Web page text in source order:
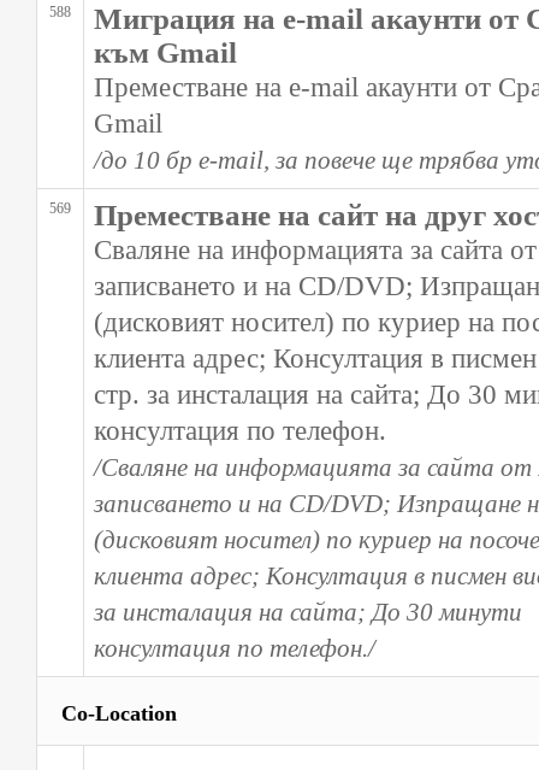
588
Миграция на e-mail акаунти от
към Gmail
Преместване на e-mail акаунти от
Gmail
/до 10 бр e-mail, за повече ще трябва
569 Преместване на сайт на друг
Сваляне на информацията за сайта
записването и на CD/DVD;
(дисковият носител) по куриер на
клиента адрес; Консултация в
стр. за инсталация на сайта; До 30
консултация по телефон.
/Сваляне на информацията за сайта от
записването и на CD/DVD; Изпращане
(дисковият носител) по куриер на
клиента адрес; Консултация в писмен
за инсталация на сайта; До 30 минути
консултация по телефон./
Co-Location